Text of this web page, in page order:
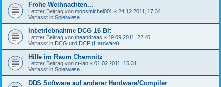
Frohe Weihnachten...
Letzter Beitrag von moosmichel001 « 24.12.2011, 17:34
Verfasst in Spielwiese
Inbetriebnahme DCG 16 Bit
Letzter Beitrag von theandreas « 19.09.2011, 22:40
Verfasst in DCG und DCP (Hardware)
Hilfe im Raum Chemnitz
Letzter Beitrag von ct-lab « 01.02.2011, 15:31
Verfasst in Spielwiese
DDS Software auf anderer Hardware/Compiler